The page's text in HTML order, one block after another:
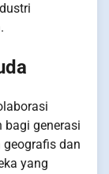
bagi generasi
dan
yang